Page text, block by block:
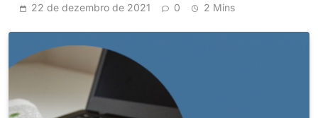
22 de dezembro de 2021 0 2 Mins